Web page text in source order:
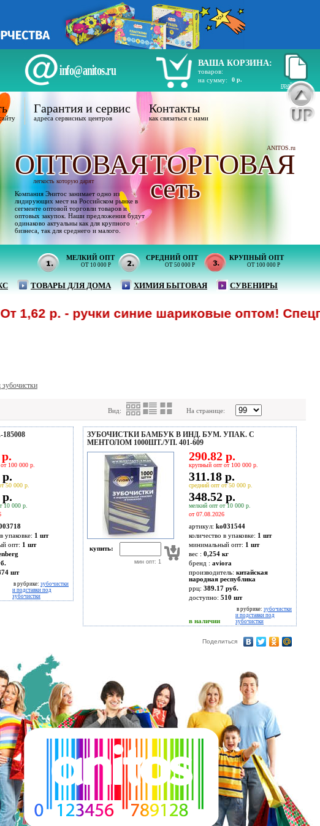
info@anitos.ru
ВАША КОРЗИНА:
товаров:
на сумму:
0 р.
прайс лист
МЕЛКИЙ ОПТ
ОТ 10 000 Р
СРЕДНИЙ ОПТ
ОТ 50 000 Р
КРУПНЫЙ ОПТ
ОТ 100 000 Р
ТОВАРЫ ДЛЯ ДОМА ХИМИЯ БЫТОВАЯ СУВЕНИРЫ
Гарантия и сервис
адреса сервисных центров
Контакты
как связаться с нами
ANITOS.ru
ОПТОВАЯТОРГОВАЯ
легкость которую дарят
Компания Энитос занимает одно из
лидирующих мест на Российском рынке в
сегменте оптовой торговли товаров и
оптовых закупок. Наши предложения будут
одинаково актуальны как для крупного
бизнеса, так для среднего и малого.
сеть
1,62 р. - ручки синие шариковые оптом!
зубочистки
Вид: На странице:
100 000 р.
р.
50 000 р.
р.
10 000 р.
упаковке: 1 шт
опт: 1 шт
шт
в рубрике: зубочистки
и подставки под
зубочистки
ЗУБОЧИСТКИ БАМБУК В ИНД. БУМ. УПАК. С
МЕНТОЛОМ 1000ШТ./УП. 401-609
купить:
мин опт: 1
290.82 р.
крупный опт от 100 000 р.
311.18 р.
средний опт от 50 000 р.
348.52 р.
мелкий опт от 10 000 р.
от 07.08.2026
артикул: ko031544
количество в упаковке: 1 шт
минимальный опт: 1 шт
вес : 0,254 кг
бренд : aviora
производитель: китайская
народная республика
ррц: 389.17 руб.
доступно: 510 шт
в наличии
в рубрике: зубочистки
и подставки под
зубочистки
Поделиться